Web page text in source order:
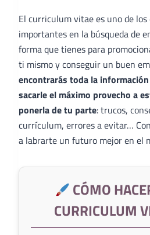
El curriculum vitae es uno de
importantes en la búsqueda de
forma que tienes para
ti mismo y conseguir un buen
encontrarás toda la
sacarle el máximo provecho a
ponerla de tu parte: trucos,
currículum, errores a evitar…
a labrarte un futuro mejor en el
CÓMO
CURRICULUM